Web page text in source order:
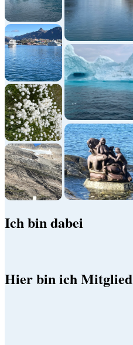
Ich bin dabei
Hier bin ich Mitglied